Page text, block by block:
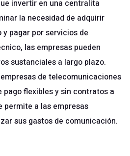
invertir en una centralita
la necesidad de adquirir
pagar por servicios de
las empresas pueden
sustanciales a largo plazo.
de telecomunicaciones
pago flexibles y sin contratos a
permite a las empresas
sus gastos de comunicación.